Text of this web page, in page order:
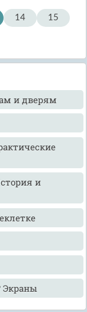
14
15
и дверям
и
Экраны